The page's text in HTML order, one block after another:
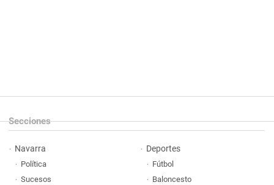
Secciones
Navarra
Política
Sucesos
Deportes
Fútbol
Baloncesto